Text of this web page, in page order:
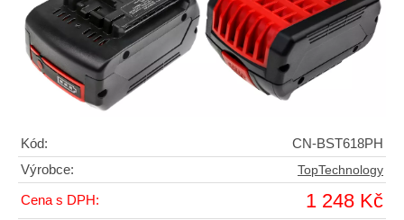
Kód:
CN-BST618PH
Výrobce:
TopTechnology
Cena s DPH: 1 248 Kč